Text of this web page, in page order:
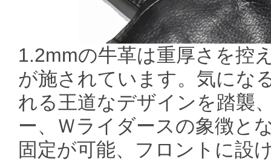
1.2mmの牛革は重厚さを控
が施されています。気にな
れる王道なデザインを踏襲
ー、Ｗライダースの象徴と
固定が可能、フロントに設